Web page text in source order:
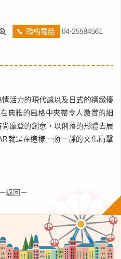
聯絡電話 04-25584561
活力的現代感以及日式的精緻優
典雅的風格中夾帶令人激賞的細
摩登的創意，以俐落的形體去展
就是在這樣一動一靜的文化衝擊
－返回－